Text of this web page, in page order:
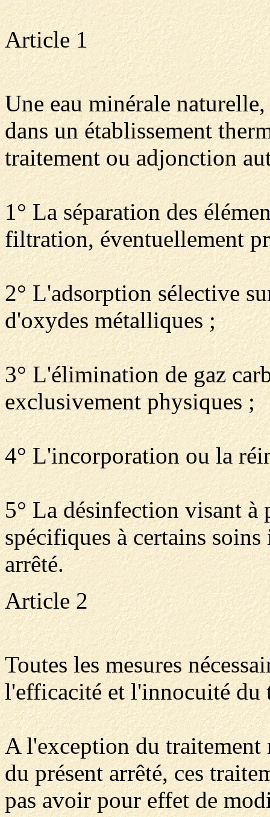
Article 1
Une eau minérale
dans un établissement
traitement ou adjonction
1° La séparation des
filtration, éventuellement
2° L'adsorption sélective
d'oxydes métalliques ;
3° L'élimination de gaz
exclusivement physiques ;
4° L'incorporation ou la
5° La désinfection visant à
spécifiques à certains
arrêté.
Article 2
Toutes les mesures
l'efficacité et l'innocuité du
A l'exception du traitement
du présent arrêté, ces
pas avoir pour effet de